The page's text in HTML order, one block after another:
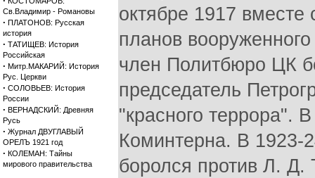
Св.Владимир - Романовы
· ПЛАТОНОВ: Русская
история
· ТАТИЩЕВ: История
Российская
· Митр.МАКАРИЙ: История
Рус. Церкви
· СОЛОВЬЕВ: История
России
· ВЕРНАДСКИЙ: Древняя
Русь
· Журнал ДВУГЛАВЫЙ
ОРЕЛЪ 1921 год
· КОЛЕМАН: Тайны
мирового правительства
октябре 1917
планов
член Политбюро ЦК
председатель
"красного террора".
Коминтерна. В
боролся против Л. Д.